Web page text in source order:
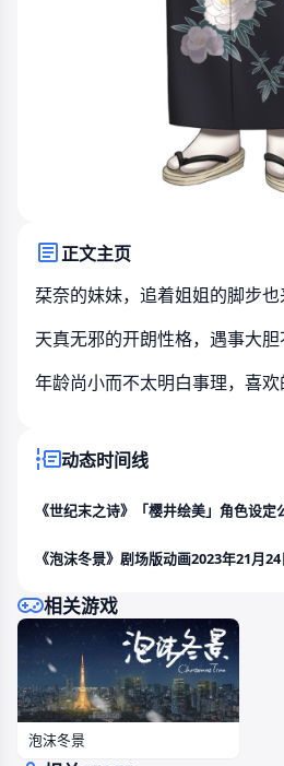
正文主页
栞奈的妹妹，追着姐姐的脚步也
天真无邪的开朗性格，遇事大胆
年龄尚小而不太明白事理，喜欢
动态时间线
相关游戏
泡沫冬景